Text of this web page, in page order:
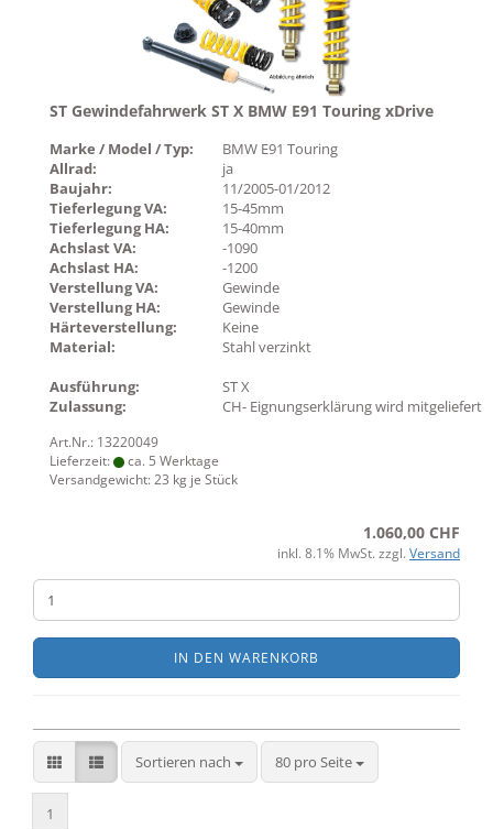
ST Gewindefahrwerk ST X BMW E91 Touring xDrive
Marke / Model / Typ:
BMW E91 Touring
Allrad:
ja
Baujahr:
11/2005-01/2012
Tieferlegung VA:
15-45mm
Tieferlegung HA:
15-40mm
Achslast VA:
-1090
Achslast HA:
-1200
Verstellung VA:
Gewinde
Verstellung HA:
Gewinde
Härteverstellung:
Keine
Material:
Stahl verzinkt
Ausführung:
ST X
Zulassung:
CH- Eignungserklärung wird mitgeliefert
Art.Nr.: 13220049
Lieferzeit:
ca. 5 Werktage
Versandgewicht:23 kg je Stück
1.060,00 CHF
inkl. 8.1% MwSt. zzgl. Versand
IN DEN WARENKORB
Sortieren nach
Sortieren nach 80 pro Seite
pro Seite
1